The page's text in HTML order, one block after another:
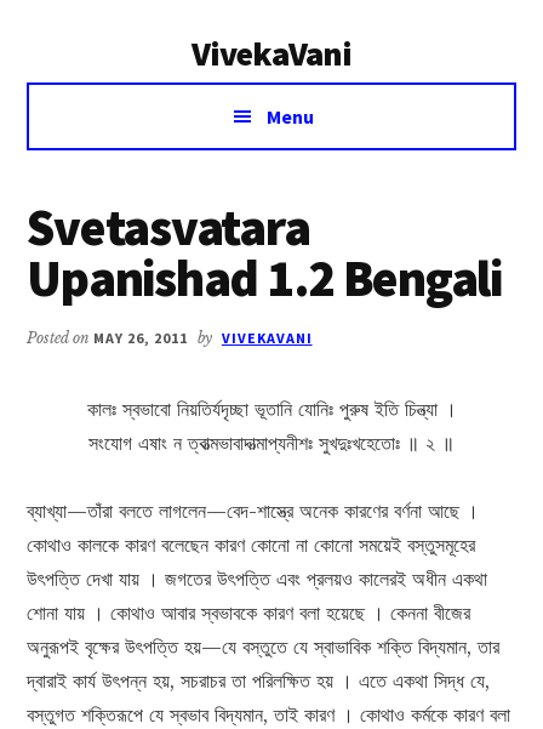
VivekaVani
Voice
Vivekananda
Menu
Svetasvatara
Upanishad 1.2 Bengali
Posted on MAY 26, 2011 by VIVEKAVANI
কালঃ স্বভাবো নিয়তির্যদৃচ্ছা ভূতানি যোনিঃ পুরুষ ইতি চিন্ত্যা ।
সংযোগ এষাং ন ত্বাত্মভাবাদাত্মাপ্যনীশঃ সুখদুঃখহেতোঃ ॥ ২ ॥
ব্যাখ্যা—তাঁরা বলতে লাগলেন—বেদ-শাস্ত্রে অনেক কারণের বর্ণনা আছে ।
কোথাও কালকে কারণ বলেছেন কারণ কোনো না কোনো সময়েই বস্তুসমূহের
উৎপত্তি দেখা যায় । জগতের উৎপত্তি এবং প্রলয়ও কালেরই অধীন একথা
শোনা যায় । কোথাও আবার স্বভাবকে কারণ বলা হয়েছে । কেননা বীজের
অনুরূপই বৃক্ষের উৎপত্তি হয়—যে বস্তুতে যে স্বাভাবিক শক্তি বিদ্যমান, তার
দ্বারাই কার্য উৎপন্ন হয়, সচরাচর তা পরিলক্ষিত হয় । এতে একথা সিদ্ধ যে,
বস্তুগত শক্তিরূপে যে স্বভাব বিদ্যমান, তাই কারণ । কোথাও কর্মকে কারণ বলা